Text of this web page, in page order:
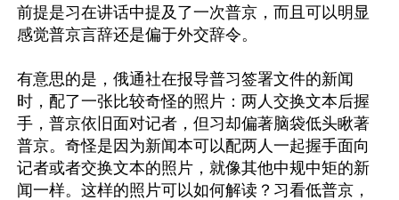
前提是习在讲话中提及了一次普京，而且可以明显
感觉普京言辞还是偏于外交辞令。
有意思的是，俄通社在报导普习签署文件的新闻
时，配了一张比较奇怪的照片：两人交换文本后握
手，普京依旧面对记者，但习却偏著脑袋低头瞅著
普京。奇怪是因为新闻本可以配两人一起握手面向
记者或者交换文本的照片，就像其他中规中矩的新
闻一样。这样的照片可以如何解读？习看低普京，